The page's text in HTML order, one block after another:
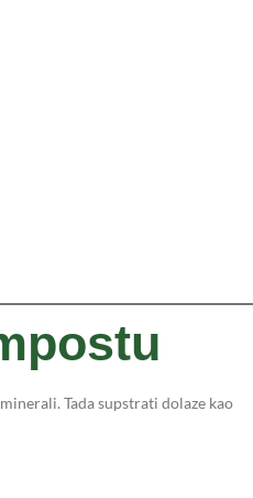
Tada supstrati dolaze kao